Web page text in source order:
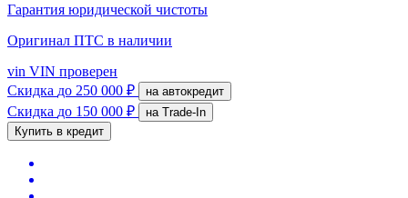
Гарантия юридической чистоты
Оригинал ПТС в наличии
vin VIN проверен
Скидка до 250 000 ₽ на автокредит
Скидка до 150 000 ₽
на Trade-In
Купить в кредит